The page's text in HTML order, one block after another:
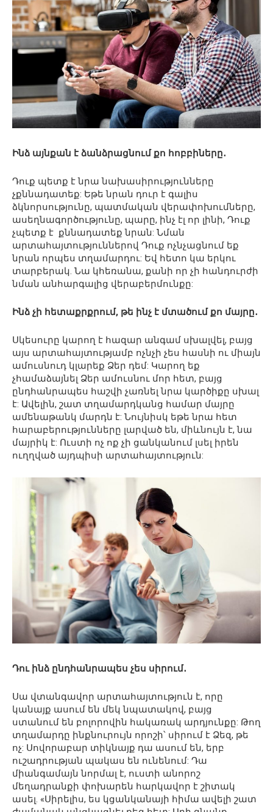
Ինձ այնքան է ձանձրացնում քո հոբբիները․
Դուք պետք է նրա նախասիրությունները
չքննադատեք: Եթե ​​նրան դուր է գալիս
ձկնորսությունը, պատմական վերափոխումները,
ասեղնագործությունը, պարը, ինչ էլ որ լինի, Դուք
չպետք է քննադատեք նրան: Նման
արտահայտություններով Դուք ոչնչացնում եք
նրան որպես տղամարդու: Եվ հետո կա երկու
տարբերակ. Նա կհեռանա, քանի որ չի հանդուրժի
նման անհարգալից վերաբերմունքը:
Ինձ չի հետաքրքրում, թե ինչ է մտածում քո մայրը․
Սկեսուրը կարող է հազար անգամ սխալվել, բայց
այս արտահայտությամբ ոչնչի չես հասնի ու միայն
ամուսնուդ կլարեք Ձեր դեմ: Կարող եք
չհամաձայնել Ձեր ամուսնու մոր հետ, բայց
ընդհանրապես հաշվի չառնել նրա կարծիքը սխալ
է: Ավելին, շատ տղամարդկանց համար մայրը
ամենաթանկ մարդն է: Նույնիսկ եթե նրա հետ
հարաբերությունները լարված են, միևնույն է, նա
մայրիկ է: Ուստի ոչ ոք չի ցանկանում լսել իրեն
ուղղված այդպիսի արտահայտություն:
Դու ինձ ընդհանրապես չես սիրում․
Սա վտանգավոր արտահայտություն է, որը
կանայք ասում են մեկ նպատակով, բայց
ստանում են բոլորովին հակառակ արդյունքը: Թող
տղամարդը ինքնուրույն որոշի՝ սիրում է Ձեզ, թե
ոչ: Սովորաբար տիկնայք դա ասում են, երբ
ուշադրության պակաս են ունենում: Դա
միանգամայն նորմալ է, ուստի անորոշ
մեղադրանքի փոխարեն հարկավոր է շիտակ
ասել. «Սիրելիս, ես կցանկանայի հիմա ավելի շատ